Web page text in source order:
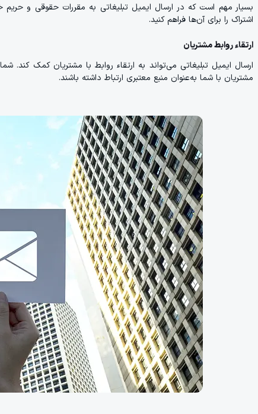
بسیار مهم است که در ارسال ایمیل تبلیغاتی به مقررات حقوقی و
اشتراک را برای آن‌ها فراهم کنید.
ارتقاء روابط مشتریان
ارسال ایمیل تبلیغاتی می‌تواند به ارتقاء روابط با مشتریان کمک کند.
مشتریان با شما به‌عنوان منبع معتبری ارتباط داشته باشند.